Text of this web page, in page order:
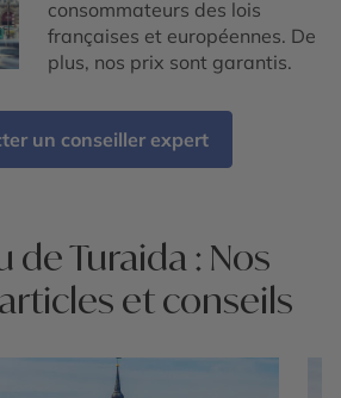
consommateurs des lois
françaises et européennes. De
plus, nos prix sont garantis.
un conseiller expert
de Turaida : Nos
et conseils